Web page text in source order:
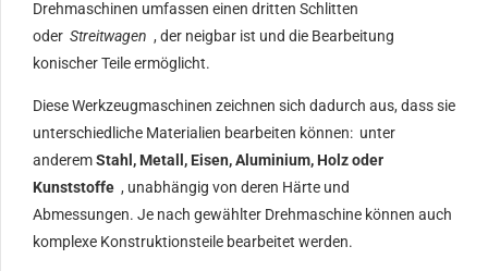
Drehmaschinen umfassen einen dritten Schlitten
oder Streitwagen , der neigbar ist und die Bearbeitung
konischer Teile ermöglicht.
Diese Werkzeugmaschinen zeichnen sich dadurch aus, dass sie
unterschiedliche Materialien bearbeiten können: unter
anderemStahl, Metall, Eisen, Aluminium, Holz oder
Kunststoffe , unabhängig von deren Härte und
Abmessungen. Je nach gewählter Drehmaschine können auch
komplexe Konstruktionsteile bearbeitet werden.